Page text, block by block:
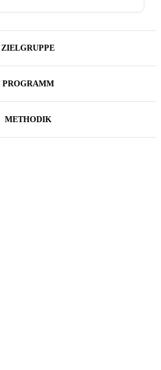
ZIELGRUPPE
PROGRAMM
METHODIK